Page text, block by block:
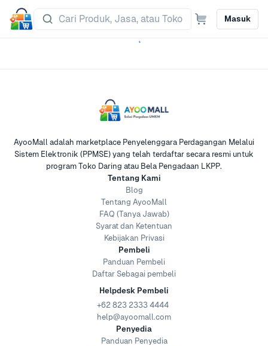
Masuk
AyooMall adalah marketplace Penyelenggara Perdagangan Melalui
Sistem Elektronik (PPMSE) yang telah terdaftar secara resmi untuk
program Toko Daring atau Bela Pengadaan LKPP.
Tentang Kami
Blog
Tentang AyooMall
FAQ (Tanya Jawab)
Syarat dan Ketentuan
Kebijakan Privasi
Pembeli
Panduan Pembeli
Daftar Sebagai pembeli
Helpdesk Pembeli
+62 823 2333 4444
help@ayoomall.com
Penyedia
Panduan Penyedia